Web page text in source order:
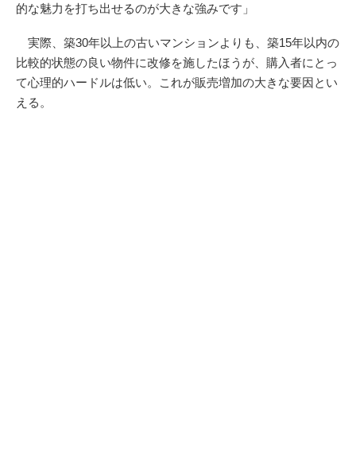
的な魅力を打ち出せるのが大きな強みです」
実際、築30年以上の古いマンションよりも、築15年以内の
比較的状態の良い物件に改修を施したほうが、購入者にとっ
て心理的ハードルは低い。これが販売増加の大きな要因とい
える。